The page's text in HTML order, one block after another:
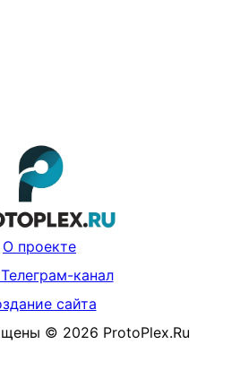
О проекте
канал
сайта
© 2026 ProtoPlex.Ru